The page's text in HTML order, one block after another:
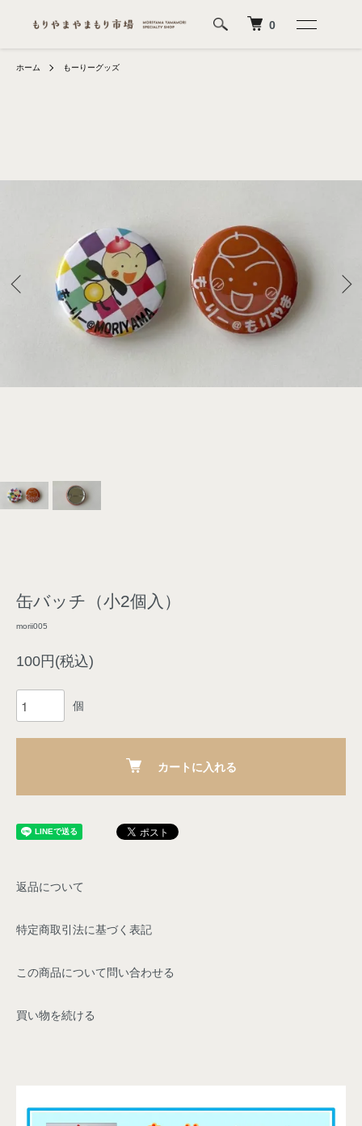
0
ホーム もーりーグッズ
缶バッチ（小2個入）
morii005
100円(税込)
個
カートに入れる
返品について
特定商取引法に基づく表記
この商品について問い合わせる
買い物を続ける